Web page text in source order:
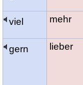
viel
mehr
gern
lieber